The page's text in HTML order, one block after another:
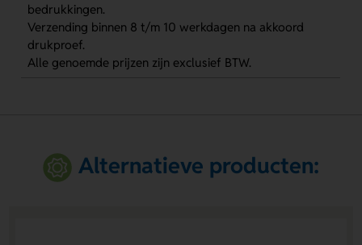
bedrukkingen.
Verzending binnen 8 t/m 10 werkdagen na akkoord
drukproef.
Alle genoemde prijzen zijn exclusief BTW.
Alternatieve producten: